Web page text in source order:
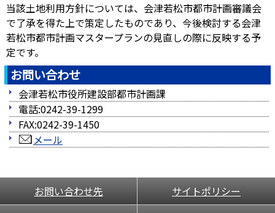
当該土地利用方針については、会津若松市都市計画審議会
で了承を得た上で策定したものであり、今後検討する会津
若松市都市計画マスタープランの見直しの際に反映する予
定です。
お問い合わせ
会津若松市役所建設部都市計画課
電話:0242-39-1299
FAX:0242-39-1450
メール
お問い合わせ先
サイトポリシー